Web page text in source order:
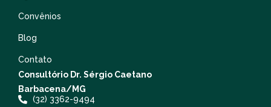
Convênios
Blog
Contato
Consultório Dr. Sérgio Caetano
Barbacena/MG
(32) 3362-9494